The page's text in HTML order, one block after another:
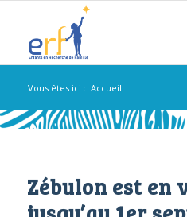
Vous êtes ici : Accueil
Zébulon est en